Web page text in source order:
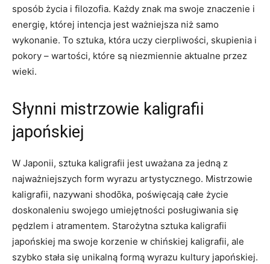
sposób‌ życia i filozofia. Każdy znak ma swoje​ znaczenie i⁣
energię, której intencja jest ważniejsza niż samo
wykonanie. To sztuka, która uczy cierpliwości, skupienia i
pokory ​– wartości,⁢ które są niezmiennie ​aktualne ‍przez
wieki.
Słynni mistrzowie kaligrafii
‌japońskiej
W Japonii, sztuka kaligrafii jest uważana za jedną z
najważniejszych‌ form‍ wyrazu artystycznego. Mistrzowie
kaligrafii, nazywani shodōka, poświęcają całe życie
doskonaleniu swojego umiejętności posługiwania się
pędzlem i atramentem. Starożytna sztuka kaligrafii
japońskiej ma swoje korzenie w chińskiej kaligrafii, ale
szybko stała się unikalną formą ⁢wyrazu ‍kultury ‍japońskiej.